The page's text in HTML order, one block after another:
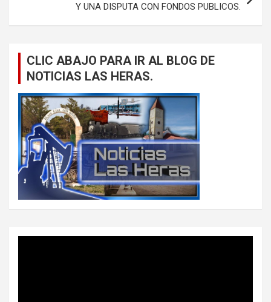
Y UNA DISPUTA CON FONDOS PUBLICOS.
CLIC ABAJO PARA IR AL BLOG DE
NOTICIAS LAS HERAS.